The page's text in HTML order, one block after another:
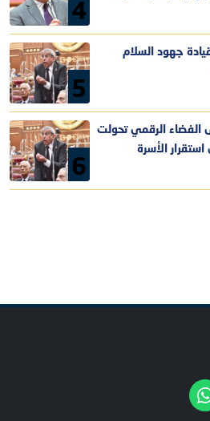
4
5
جهود السلام
6
الفضاء الرقمي تحولت
الأسرة
"‎Follow the آخر خبر channel on WhatsApp: